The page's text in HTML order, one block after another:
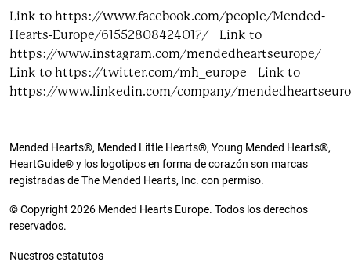
Link to https://www.facebook.com/people/Mended-
Hearts-Europe/61552808424017/
Link to
https://www.instagram.com/mendedheartseurope/
Link to https://twitter.com/mh_europe
Link to
https://www.linkedin.com/company/
Mended Hearts®, Mended Little Hearts®, Young Mended Hearts®,
HeartGuide® y los logotipos en forma de corazón son marcas
registradas de The Mended Hearts, Inc. con permiso.
© Copyright 2026 Mended Hearts Europe. Todos los derechos
reservados.
Nuestros estatutos